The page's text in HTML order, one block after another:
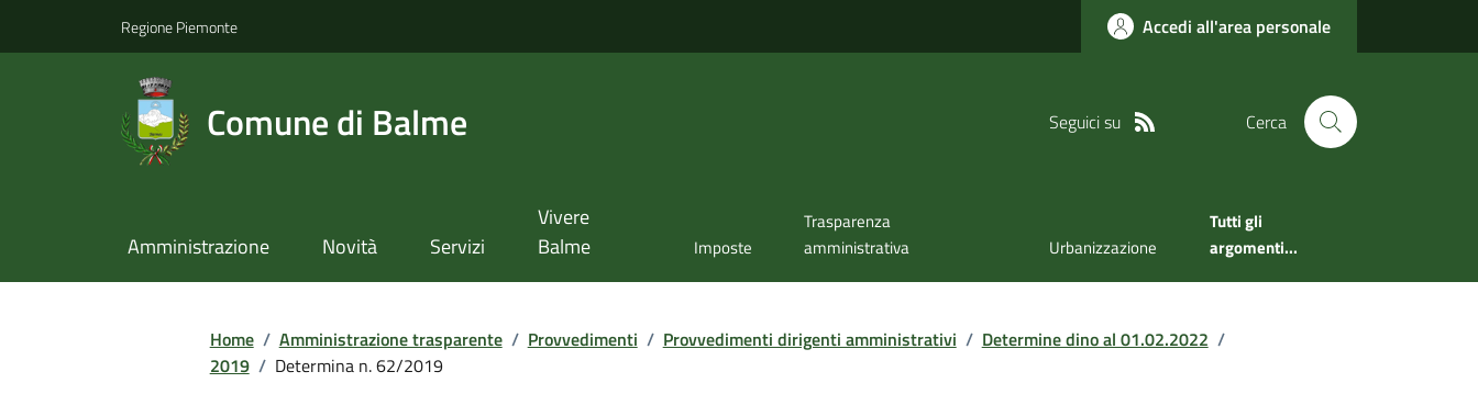
Regione Piemonte Accedi all'area personale
Comune di Balme Seguici su Cerca
Amministrazione Novità Servizi
Vivere
Balme
Imposte
Trasparenza
amministrativa
Urbanizzazione
Tutti gli
argomenti...
Home / Amministrazione trasparente / Provvedimenti / Provvedimenti dirigenti amministrativi / Determine dino al 01.02.2022 /
2019 / Determina n. 62/2019